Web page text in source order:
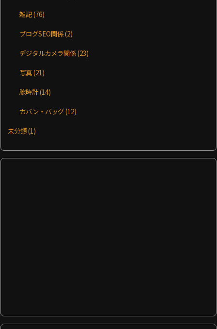
雑記(76)
ブログSEO関係(2)
デジタルカメラ関係(23)
写真(21)
腕時計(14)
カバン・バッグ(12)
未分類(1)